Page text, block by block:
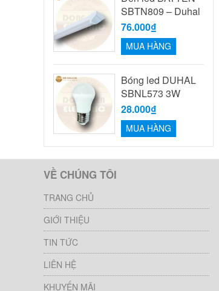
SBTN809 – Duhal
76.000₫
MUA HÀNG
Bóng led DUHAL
SBNL573 3W
28.000₫
MUA HÀNG
VỀ CHÚNG TÔI
TRANG CHỦ
GIỚI THIỆU
TIN TỨC
LIÊN HỆ
KHUYẾN MÃI